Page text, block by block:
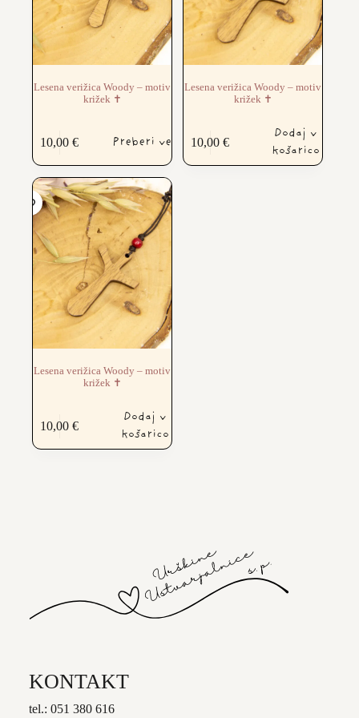
Lesena verižica Woody – motiv
križek ✝️
10,00€ Preberi več
Lesena verižica Woody – motiv
križek ✝️
10,00€
Dodaj v
košarico
Lesena verižica Woody – motiv
križek ✝️
10,00€
Dodaj v
košarico
KONTAKT
tel.: 051 380 616